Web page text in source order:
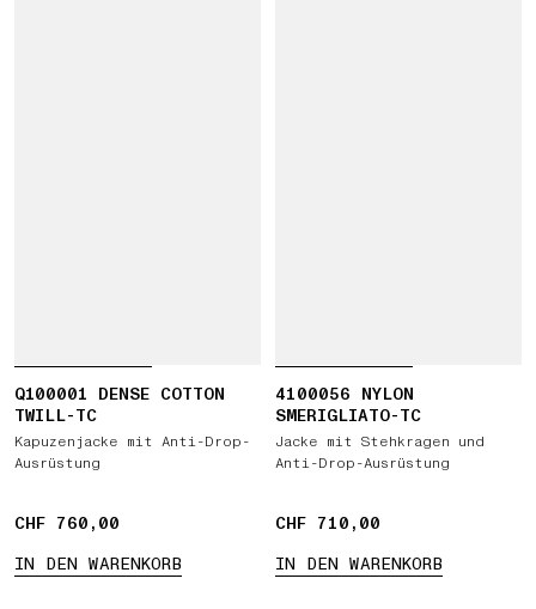
Q100001 DENSE COTTON
TWILL-TC
Kapuzenjacke mit Anti-Drop-
Ausrüstung
CHF 760,00
CHF 760,00
IN DEN WARENKORB
4100056 NYLON
SMERIGLIATO-TC
Jacke mit Stehkragen und
Anti-Drop-Ausrüstung
CHF 710,00
CHF 710,00
IN DEN WARENKORB